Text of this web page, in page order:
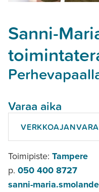
Sanni-
Varaa aika
Toimipiste: Tampere
p. 050 400 8727
sanni-